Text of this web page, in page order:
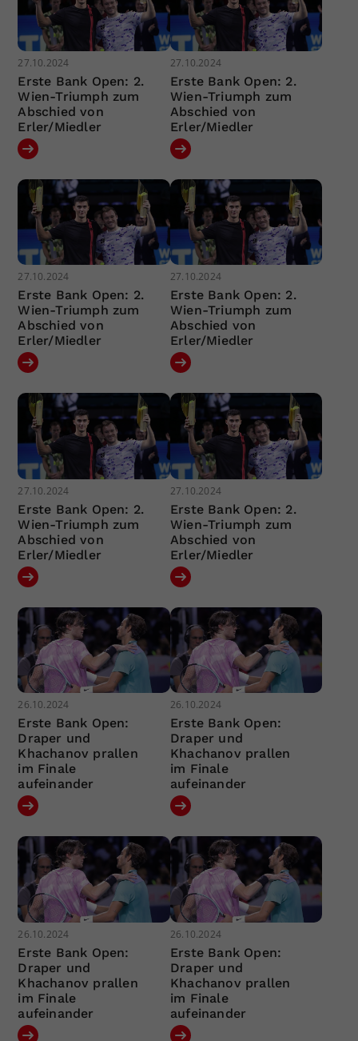
27.10.2024
Erste Bank Open: 2.
Wien-Triumph zum
Abschied von
Erler/Miedler
27.10.2024
Erste Bank Open: 2.
Wien-Triumph zum
Abschied von
Erler/Miedler
27.10.2024
Erste Bank Open: 2.
Wien-Triumph zum
Abschied von
Erler/Miedler
27.10.2024
Erste Bank Open: 2.
Wien-Triumph zum
Abschied von
Erler/Miedler
27.10.2024
Erste Bank Open: 2.
Wien-Triumph zum
Abschied von
Erler/Miedler
27.10.2024
Erste Bank Open: 2.
Wien-Triumph zum
Abschied von
Erler/Miedler
26.10.2024
Erste Bank Open:
Draper und
Khachanov prallen
im Finale
aufeinander
26.10.2024
Erste Bank Open:
Draper und
Khachanov prallen
im Finale
aufeinander
26.10.2024
Erste Bank Open:
Draper und
Khachanov prallen
im Finale
aufeinander
26.10.2024
Erste Bank Open:
Draper und
Khachanov prallen
im Finale
aufeinander